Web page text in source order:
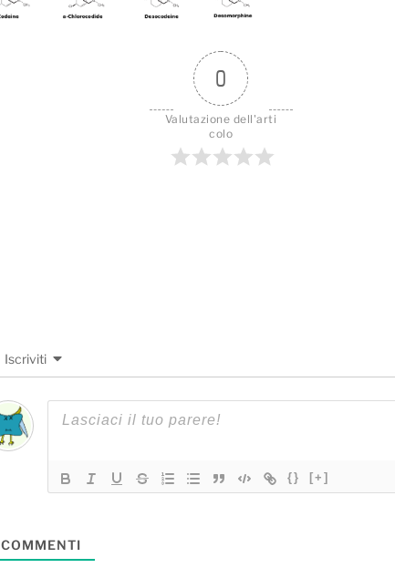
0
Valutazione dell'arti
colo
Iscriviti
{} [+]
COMMENTI